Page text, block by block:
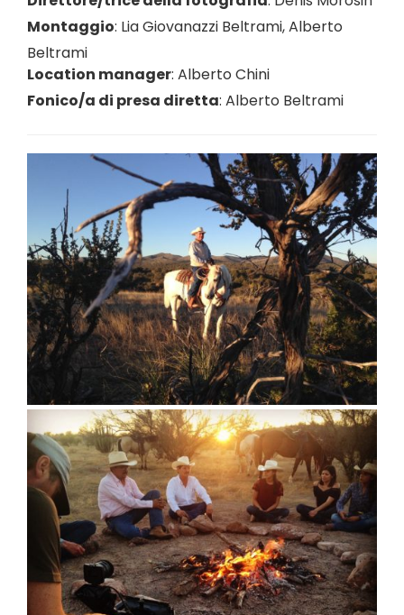
Montaggio: Lia Giovanazzi Beltrami,Alberto
Beltrami
Location manager: Alberto Chini
Fonico/a di presa diretta: Alberto Beltrami